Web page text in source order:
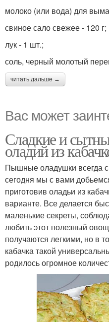
молоко (или вода) для
свиное сало свежее - 120 г;
лук - 1 шт.;
соль, черный молотый
читать дальше →
Вас может
Сладкие и
оладий из
Пышные оладушки всегда
сегодня мы с вами
приготовив оладьи из
варианте. Все делается
маленькие секреты,
любить этот полезный
получаются легкими, но в
кабачка такой
родилось огромное